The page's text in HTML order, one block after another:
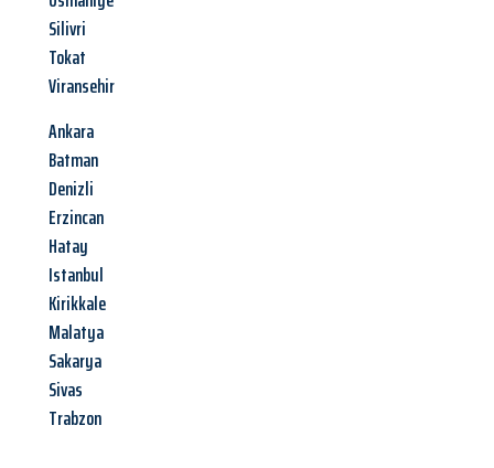
Silivri
Tokat
Viransehir
Ankara
Batman
Denizli
Erzincan
Hatay
Istanbul
Kirikkale
Malatya
Sakarya
Sivas
Trabzon